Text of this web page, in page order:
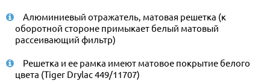
Алюминиевый отражатель, матовая решетка (к
оборотной стороне примыкает белый матовый
рассеивающий фильтр)
Решетка и ее рамка имеют матовое покрытие белого
цвета (Tiger Drylac 449/11707)